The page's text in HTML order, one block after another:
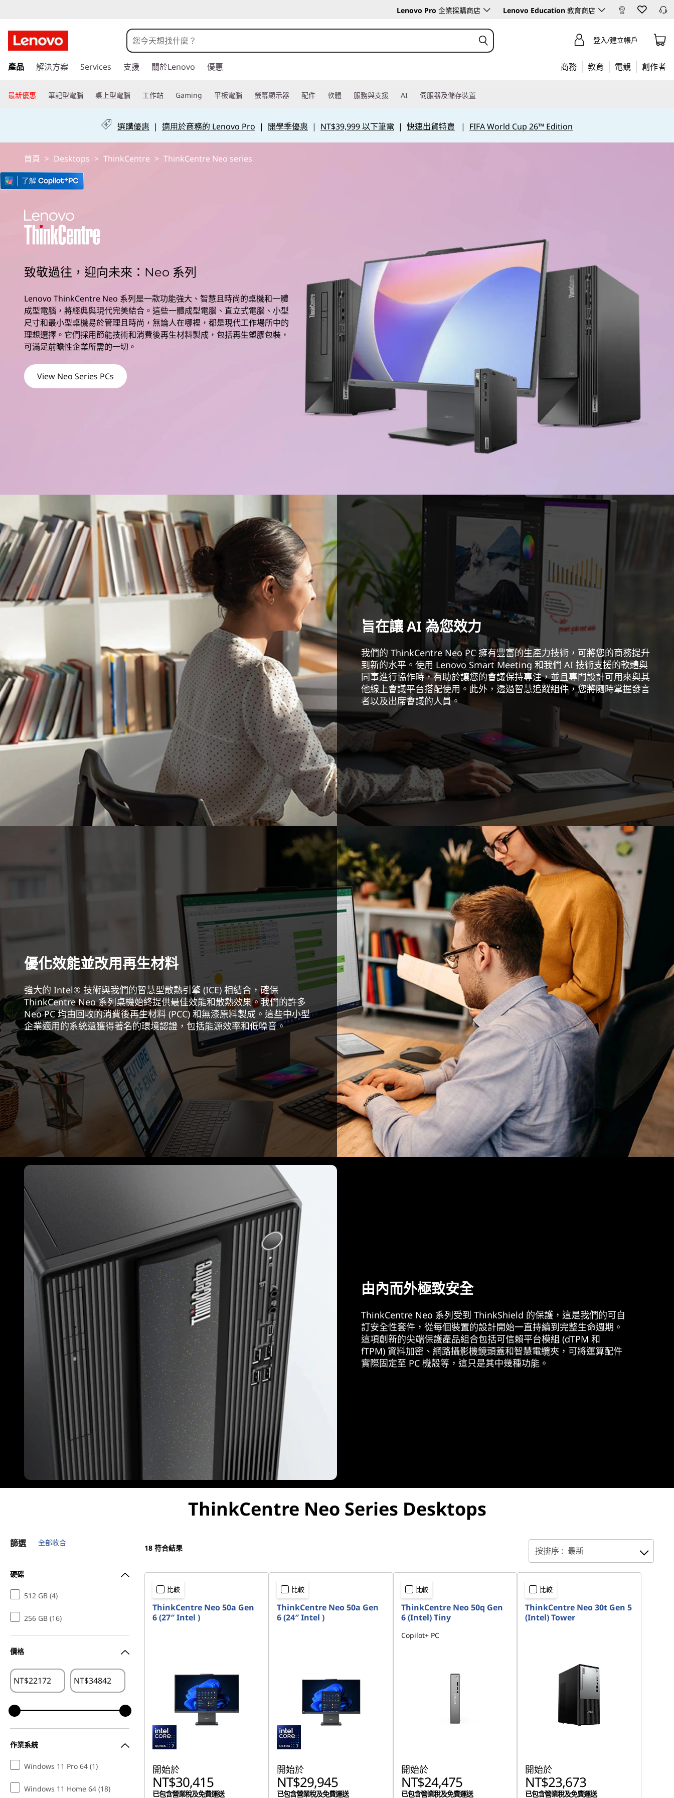
h
n
k
e
t
Lenovo Pro 企業採購商店 Lenovo Education 教育商店
至
要
登入/建立帳戶
產品 解決方案 Services 支援 關於Lenovo 優惠 商務 教育 電競 創作者
最新優惠 筆記型電腦 桌上型電腦 工作站 Gaming 平板電腦 螢幕顯示器 配件 軟體 服務與支援 AI 伺服器及儲存裝置
選購優惠 | 適用於商務的 Lenovo Pro | 開學季優惠 | NT$39,999 以下筆電 | 快速出貨特賣 | FIFA World Cup 26™ Edition
首頁 > Desktops > ThinkCentre > ThinkCentre Neo series
致敬過往，迎向未來：Neo 系列
Lenovo ThinkCentre Neo 系列是一款功能強大、智慧且時尚的桌機和一體
成型電腦，將經典與現代完美結合。這些一體成型電腦、直立式電腦、小型
尺寸和最小型桌機易於管理且時尚，無論人在哪裡，都是現代工作場所中的
理想選擇。它們採用節能技術和消費後再生材料製成，包括再生塑膠包裝，
可滿足前瞻性企業所需的一切。
View Neo Series PCs
旨在讓 AI 為您效力
我們的 ThinkCentre Neo PC 擁有豐富的生產力技術，可將您的商務提升
到新的水平。使用 Lenovo Smart Meeting 和我們 AI 技術支援的軟體與
同事進行協作時，有助於讓您的會議保持專注，並且專門設計可用來與其
他線上會議平台搭配使用。此外，透過智慧追蹤組件，您將隨時掌握發言
者以及出席會議的人員。
優化效能並改用再生材料
強大的 Intel® 技術與我們的智慧型散熱引擎 (ICE) 相結合，確保
ThinkCentre Neo 系列桌機始終提供最佳效能和散熱效果。我們的許多
Neo PC 均由回收的消費後再生材料 (PCC) 和無漆原料製成。這些中小型
企業適用的系統還獲得著名的環境認證，包括能源效率和低噪音。
由內而外極致安全
ThinkCentre Neo 系列受到 ThinkShield 的保護，這是我們的可自
訂安全性套件，從每個裝置的設計開始一直持續到完整生命週期。
這項創新的尖端保護產品組合包括可信賴平台模組 (dTPM 和
fTPM) 資料加密、網路攝影機鏡頭蓋和智慧電纜夾，可將運算配件
實際固定至 PC 機殼等，這只是其中幾種功能。
ThinkCentre Neo Series Desktops
篩選 全部收合
硬碟
512 GB (4)
256 GB (16)
價格
NT$ NT$
作業系統
Windows 11 Pro 64 (1)
Windows 11 Home 64 (18)
18 符合結果 按排序 : 最新
比較
ThinkCentre Neo 50a Gen
6 (27″ Intel )
開始於
NT$30,415
已包含營業稅及免費運送
比較
ThinkCentre Neo 50a Gen
6 (24″ Intel )
開始於
NT$29,945
已包含營業稅及免費運送
比較
ThinkCentre Neo 50q Gen
6 (Intel) Tiny
Copilot+ PC
開始於
NT$24,475
已包含營業稅及免費運送
比較
ThinkCentre Neo 30t Gen 5
(Intel) Tower
開始於
NT$23,673
已包含營業稅及免費運送